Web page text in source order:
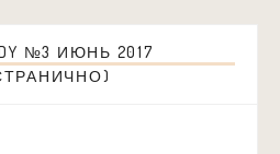
№3 ИЮНЬ 2017